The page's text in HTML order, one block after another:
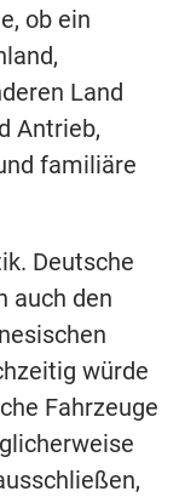
ob ein
Land
Antrieb,
familiäre
Deutsche
auch den
würde
Fahrzeuge